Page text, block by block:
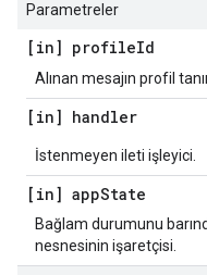
Parametreler
[in] profileId
Alınan mesajın profil
[in] handler
İstenmeyen ileti işleyici.
[in] appState
Bağlam durumunu
nesnesinin işaretçisi.